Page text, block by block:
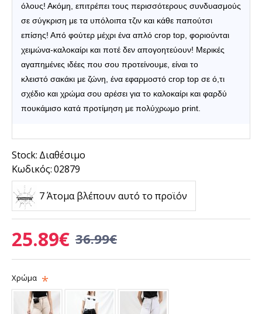
όλους! Ακόμη, επιτρέπει τους περισσότερους συνδυασμούς
σε σύγκριση με τα υπόλοιπα τζιν και κάθε παπούτσι
επίσης! Από φούτερ μέχρι ένα απλό crop top , φοριούνται
χειμώνα-καλοκαίρι και ποτέ δεν απογοητεύουν! Μερικές
αγαπημένες ιδέες που σου προτείνουμε, είναι το
κλειστό σακάκι με ζώνη , ένα εφαρμοστό crop top σε ό,τι
σχέδιο και χρώμα σου αρέσει για το καλοκαίρι και φαρδύ
πουκάμισο κατά προτίμηση με πολύχρωμο print.
Stock: Διαθέσιμο
Κωδικός:02879
7 Άτομα βλέπουν αυτό το προϊόν
25.89€ 36.99€
Χρώμα